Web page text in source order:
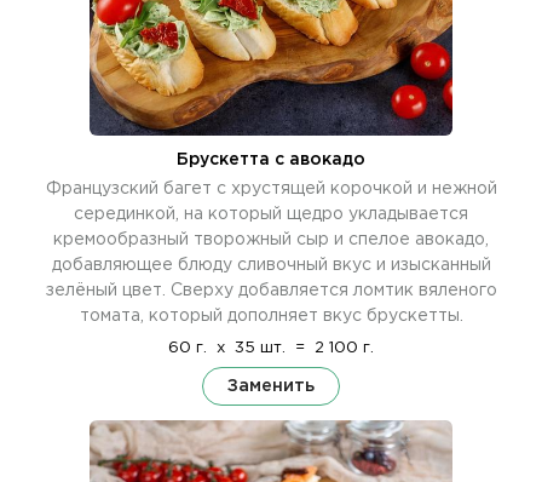
Брускетта с авокадо
Французский багет с хрустящей корочкой и нежной
серединкой, на который щедро укладывается
кремообразный творожный сыр и спелое авокадо,
добавляющее блюду сливочный вкус и изысканный
зелёный цвет. Сверху добавляется ломтик вяленого
томата, который дополняет вкус брускетты.
60 г. x 35 шт. = 2 100 г.
Заменить